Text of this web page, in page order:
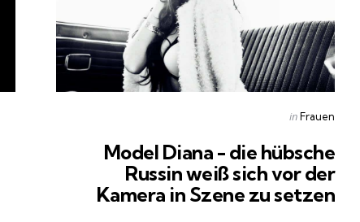
Posted
inFrauen
Model Diana - die hübsche
Russin weiß sich vor der
Kamera in Szene zu setzen